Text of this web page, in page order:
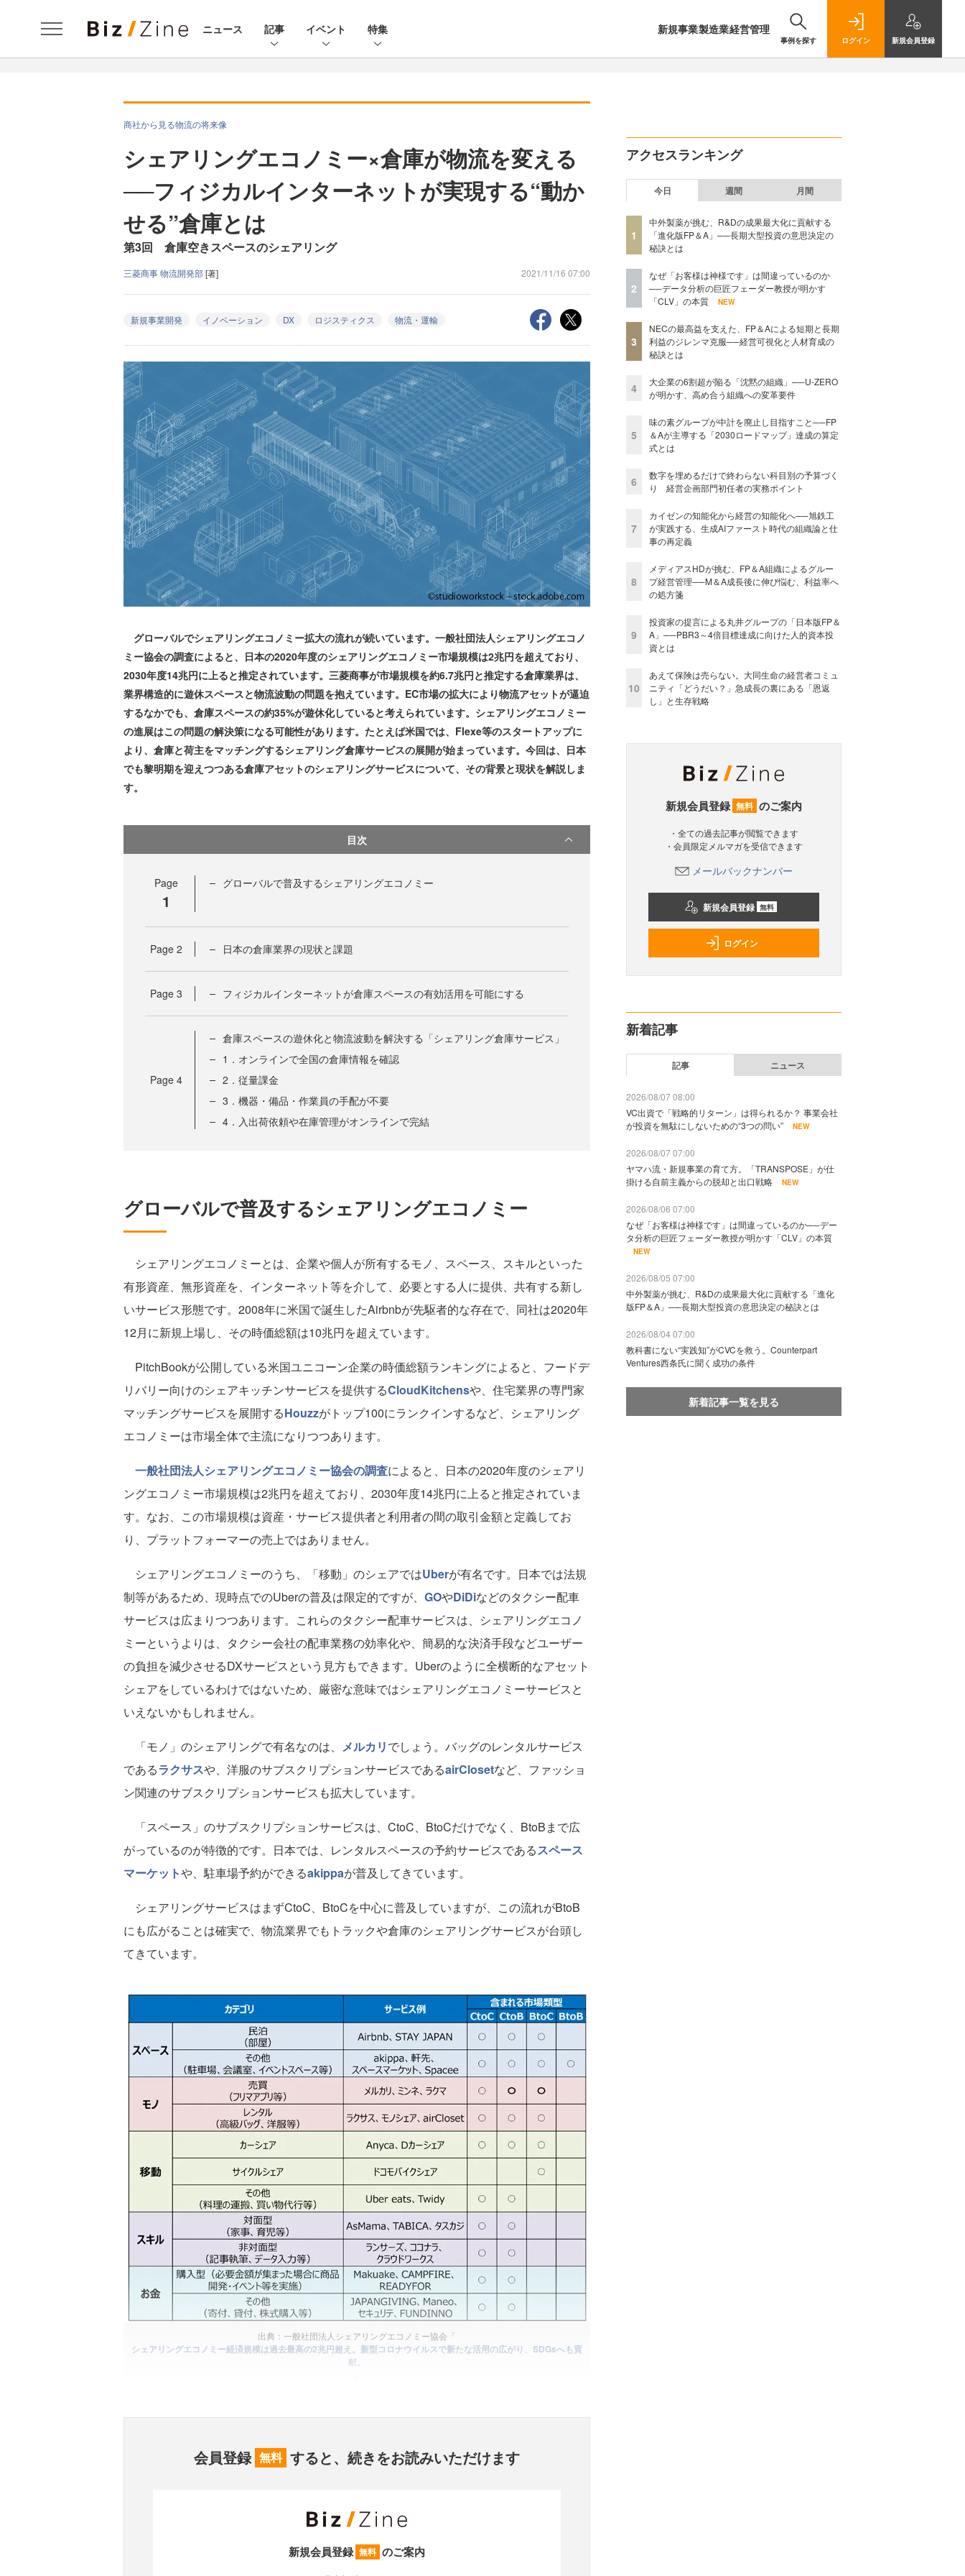
ニュース 記事 イベント 特集 新規事業製造業経営管理
事例を探す ログイン 新規会員登録
商社から見る物流の将来像
シェアリングエコノミー×倉庫が物流を変える
──フィジカルインターネットが実現する“動か
せる”倉庫とは
第3回 倉庫空きスペースのシェアリング
三菱商事 物流開発部[著] 2021/11/16 07:00
新規事業開発 イノベーション DX ロジスティクス 物流・運輸
グローバルでシェアリングエコノミー拡大の流れが続いています。一般社団法人シェアリングエコノ
ミー協会の調査によると、日本の2020年度のシェアリングエコノミー市場規模は2兆円を超えており、
2030年度14兆円に上ると推定されています。三菱商事が市場規模を約6.7兆円と推定する倉庫業界は、
業界構造的に遊休スペースと物流波動の問題を抱えています。EC市場の拡大により物流アセットが逼迫
するなかでも、倉庫スペースの約35%が遊休化していると考えられています。シェアリングエコノミー
の進展はこの問題の解決策になる可能性があります。たとえば米国では、Flexe等のスタートアップに
より、倉庫と荷主をマッチングするシェアリング倉庫サービスの展開が始まっています。今回は、日本
でも黎明期を迎えつつある倉庫アセットのシェアリングサービスについて、その背景と現状を解説しま
す。
目次
Page
1
グローバルで普及するシェアリングエコノミー
Page 2 日本の倉庫業界の現状と課題
Page 3 フィジカルインターネットが倉庫スペースの有効活用を可能にする
Page 4
倉庫スペースの遊休化と物流波動を解決する「シェアリング倉庫サービス」
1．オンラインで全国の倉庫情報を確認
2．従量課金
3．機器・備品・作業員の手配が不要
4．入出荷依頼や在庫管理がオンラインで完結
グローバルで普及するシェアリングエコノミー
シェアリングエコノミーとは、企業や個人が所有するモノ、スペース、スキルといった
有形資産、無形資産を、インターネット等を介して、必要とする人に提供、共有する新し
いサービス形態です。2008年に米国で誕生したAirbnbが先駆者的な存在で、同社は2020年
12月に新規上場し、その時価総額は10兆円を超えています。
PitchBookが公開している米国ユニコーン企業の時価総額ランキングによると、フードデ
リバリー向けのシェアキッチンサービスを提供するCloudKitchensや、住宅業界の専門家
マッチングサービスを展開するHouzzがトップ100にランクインするなど、シェアリング
エコノミーは市場全体で主流になりつつあります。
一般社団法人シェアリングエコノミー協会の調査によると、日本の2020年度のシェアリ
ングエコノミー市場規模は2兆円を超えており、2030年度14兆円に上ると推定されていま
す。なお、この市場規模は資産・サービス提供者と利用者の間の取引金額と定義してお
り、プラットフォーマーの売上ではありません。
シェアリングエコノミーのうち、「移動」のシェアではUberが有名です。日本では法規
制等があるため、現時点でのUberの普及は限定的ですが、 GOやDiDiなどのタクシー配車
サービスは広まりつつあります。これらのタクシー配車サービスは、シェアリングエコノ
ミーというよりは、タクシー会社の配車業務の効率化や、簡易的な決済手段などユーザー
の負担を減少させるDXサービスという見方もできます。Uberのように全横断的なアセット
シェアをしているわけではないため、厳密な意味ではシェアリングエコノミーサービスと
いえないかもしれません。
「モノ」のシェアリングで有名なのは、 メルカリでしょう。バッグのレンタルサービス
であるラクサスや、洋服のサブスクリプションサービスであるairClosetなど、ファッショ
ン関連のサブスクリプションサービスも拡大しています。
「スペース」のサブスクリプションサービスは、CtoC、BtoCだけでなく、BtoBまで広
がっているのが特徴的です。日本では、レンタルスペースの予約サービスであるスペース
マーケットや、駐車場予約ができるakippaが普及してきています。
シェアリングサービスはまずCtoC、BtoCを中心に普及していますが、この流れがBtoB
にも広がることは確実で、物流業界でもトラックや倉庫のシェアリングサービスが台頭し
てきています。
出典：一般社団法人シェアリングエコノミー協会「
シェアリングエコノミー経済規模は過去最高の2兆円超え。新型コロナウイルスで新たな活用の広がり、SDGsへも貢
献。
会員登録 無料 すると、続きをお読みいただけます
新規会員登録 無料 のご案内
アクセスランキング
今日 週間 月間
1
中外製薬が挑む、R&Dの成果最大化に貢献する
「進化版FP＆A」──長期大型投資の意思決定の
秘訣とは
2
なぜ「お客様は神様です」は間違っているのか
──データ分析の巨匠フェーダー教授が明かす
「CLV」の本質
NEW
3
NECの最高益を支えた、FP＆Aによる短期と長期
利益のジレンマ克服──経営可視化と人材育成の
秘訣とは
4
大企業の6割超が陥る「沈黙の組織」──U-ZERO
が明かす、高め合う組織への変革要件
5
味の素グループが中計を廃止し目指すこと──FP
＆Aが主導する「2030ロードマップ」達成の算定
式とは
6
数字を埋めるだけで終わらない科目別の予算づく
り 経営企画部門初任者の実務ポイント
7
カイゼンの知能化から経営の知能化へ──旭鉄工
が実践する、生成AIファースト時代の組織論と仕
事の再定義
8
メディアスHDが挑む、FP＆A組織によるグルー
プ経営管理──M＆A成長後に伸び悩む、利益率へ
の処方箋
9
投資家の提言による丸井グループの「日本版FP＆
A」──PBR3～4倍目標達成に向けた人的資本投
資とは
10
あえて保険は売らない。大同生命の経営者コミュ
ニティ「どうだい？」急成長の裏にある「恩返
し」と生存戦略
新規会員登録 無料 のご案内
・全ての過去記事が閲覧できます
・会員限定メルマガを受信できます
メールバックナンバー
新規会員登録 無料
ログイン
新着記事
記事 ニュース
2026/08/07 08:00
VC出資で「戦略的リターン」は得られるか？ 事業会社
が投資を無駄にしないための“3つの問い”
NEW
2026/08/07 07:00
ヤマハ流・新規事業の育て方。「TRANSPOSE」が仕
掛ける自前主義からの脱却と出口戦略
NEW
2026/08/06 07:00
なぜ「お客様は神様です」は間違っているのか──デー
タ分析の巨匠フェーダー教授が明かす「CLV」の本質
NEW
2026/08/05 07:00
中外製薬が挑む、R&Dの成果最大化に貢献する「進化
版FP＆A」──長期大型投資の意思決定の秘訣とは
2026/08/04 07:00
教科書にない“実践知”がCVCを救う。Counterpart
Ventures西条氏に聞く成功の条件
新着記事一覧を見る